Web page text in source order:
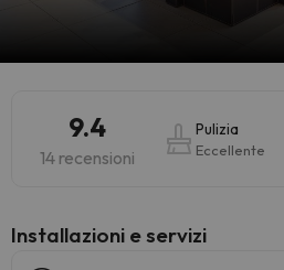
9.4
14 recensioni
Pulizia
Eccellente
Installazioni e servizi